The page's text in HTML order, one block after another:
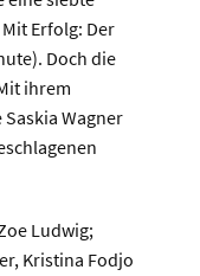
Erfolg: Der
Doch die
ihrem
Wagner
Ludwig;
Kristina Fodjo